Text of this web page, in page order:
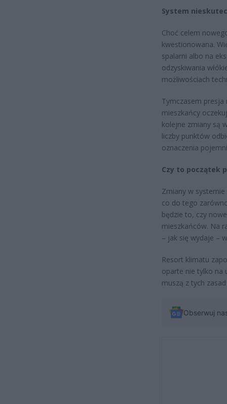
System
Choć celem
kwestionowana.
spalarni albo na
odzyskiwania
możliwościach
Tymczasem presja
mieszkańcy
kolejne zmiany są
liczby punktów
oznaczenia
Czy to początek
Zmiany w
co do tego
będzie to, czy
mieszkańców. Na
– jak się wydaje –
Resort klimatu
oparte nie tylko na
muszą z tych
Obserwuj